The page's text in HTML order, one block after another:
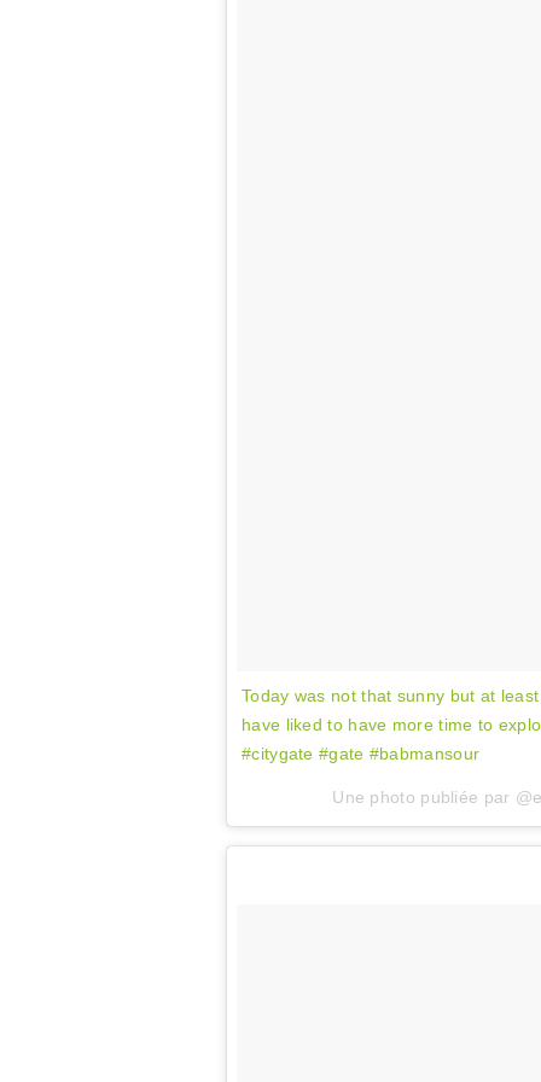
Today was not that sunny but at
have liked to have more time to
#citygate #gate #babmansour
Une photo publiée par